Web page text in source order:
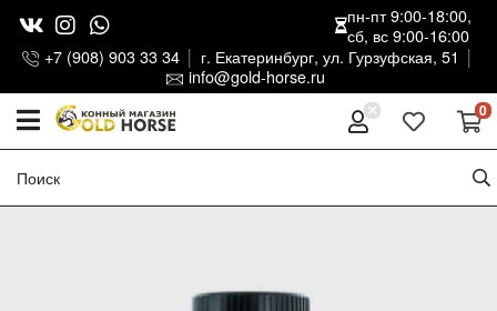
+7 (908) 903 33 34
г. Екатеринбург, ул. Гурзуфская, 51
info@gold-horse.ru
пн-пт 9:00-18:00,
сб, вс 9:00-16:00
0